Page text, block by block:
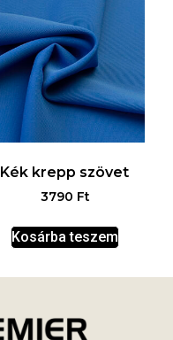
Kék krepp szövet
3790 Ft
Kosárba teszem